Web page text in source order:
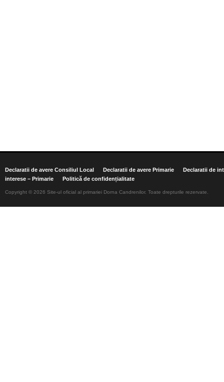
Declaratii de avere Consiliul Local Declaratii de avere Primarie
Declaratii de
interese – Primarie
Politică de confidențialitate
Copyright © 2026 Site-ul oficial al primariei Dorna Candrenilor. Toate drepturile rezervate.